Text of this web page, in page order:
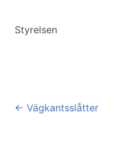
Styrelsen
← Vägkantsslåtter